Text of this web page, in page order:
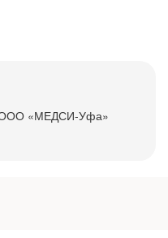
общий анализ
ООО «МЕДСИ-Уфа»